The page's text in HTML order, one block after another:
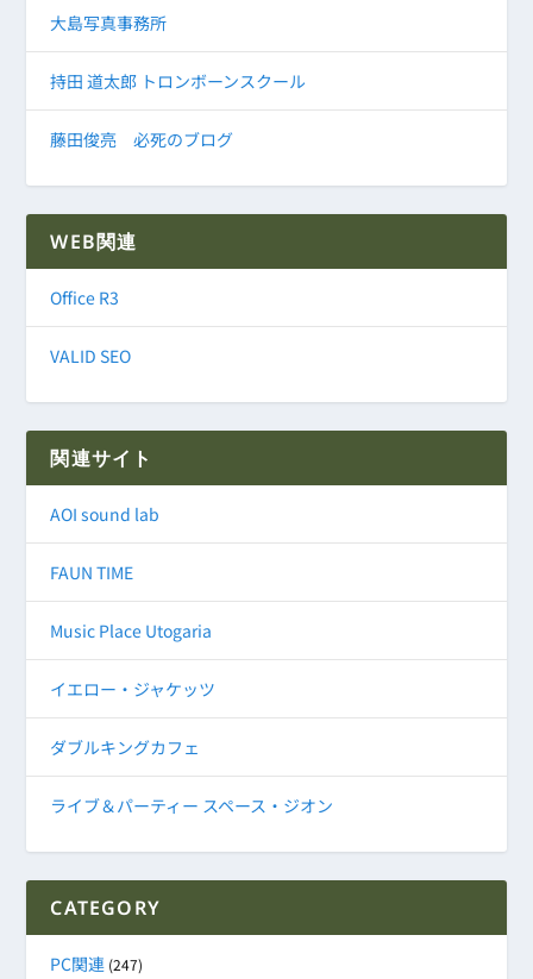
大島写真事務所
持田 道太郎 トロンボーンスクール
藤田俊亮 必死のブログ
WEB関連
Office R3
VALID SEO
関連サイト
AOI sound lab
FAUN TIME
Music Place Utogaria
イエロー・ジャケッツ
ダブルキングカフェ
ライブ＆パーティー スペース・ジオン
CATEGORY
PC関連 (247)